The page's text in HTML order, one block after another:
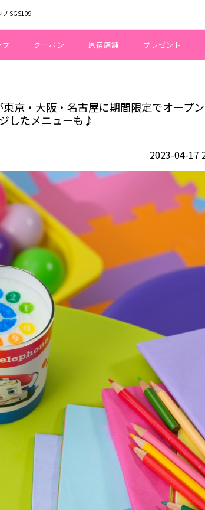
SGS109
プ クーポン 原宿店舗 プレゼント
が東京・大阪・名古屋に期間限定でオープン！ボニーの
東京・大阪・名古屋に期間限定でオープ
したメニューも♪
2023-04-17